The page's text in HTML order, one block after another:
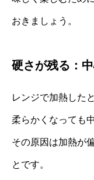
おきましょう。
硬さが残る：
レンジで加熱した
柔らかくなっても
その原因は加熱が
とです。